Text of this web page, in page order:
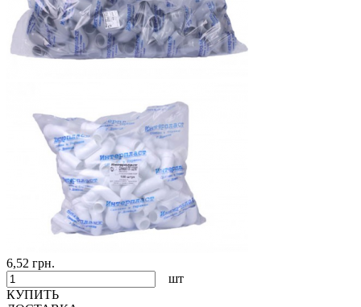
6,52 грн.
шт
КУПИТЬ